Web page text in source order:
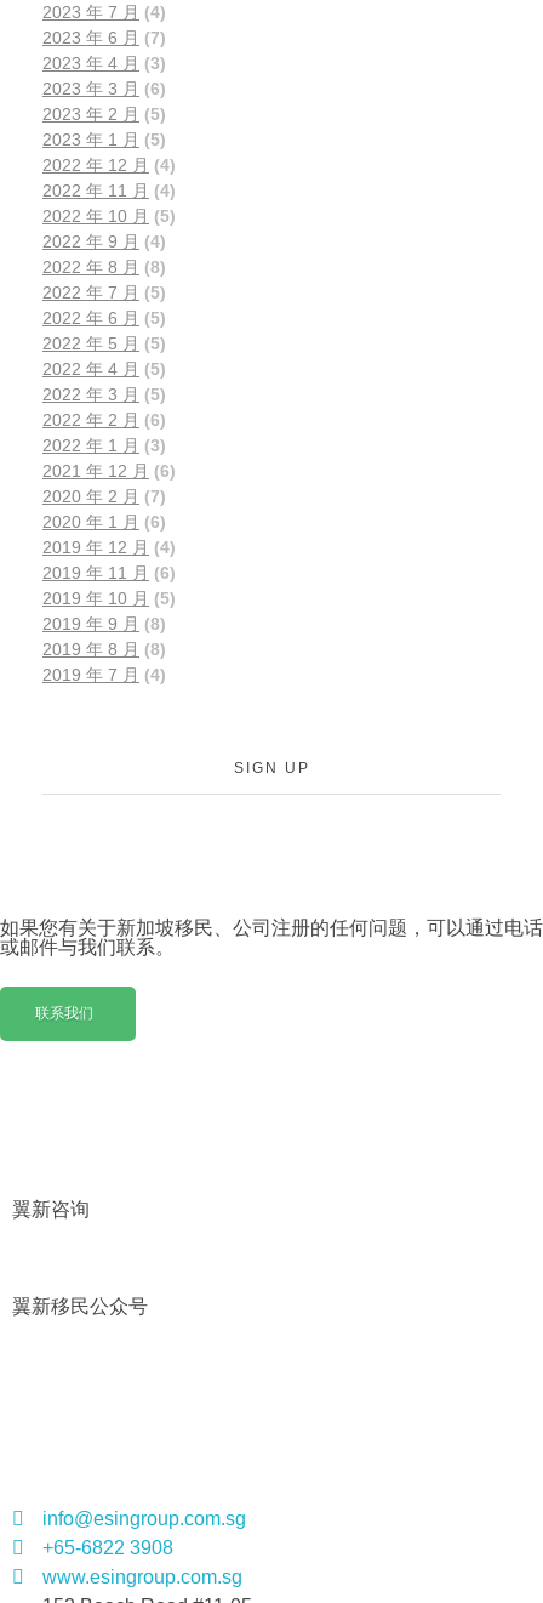
2023 年 7 月 (4)
2023 年 6 月 (7)
2023 年 4 月 (3)
2023 年 3 月 (6)
2023 年 2 月 (5)
2023 年 1 月 (5)
2022 年 12 月 (4)
2022 年 11 月 (4)
2022 年 10 月 (5)
2022 年 9 月 (4)
2022 年 8 月 (8)
2022 年 7 月 (5)
2022 年 6 月 (5)
2022 年 5 月 (5)
2022 年 4 月 (5)
2022 年 3 月 (5)
2022 年 2 月 (6)
2022 年 1 月 (3)
2021 年 12 月 (6)
2020 年 2 月 (7)
2020 年 1 月 (6)
2019 年 12 月 (4)
2019 年 11 月 (6)
2019 年 10 月 (5)
2019 年 9 月 (8)
2019 年 8 月 (8)
2019 年 7 月 (4)
SIGN UP
如果您有关于新加坡移民、公司注册的任何问题，可以通过电话
或邮件与我们联系。
联系我们
翼新咨询
翼新移民公众号
info@esingroup.com.sg
+65-6822 3908
www.esingroup.com.sg